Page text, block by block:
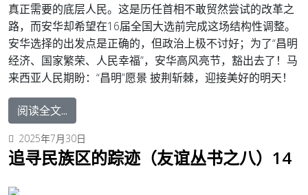
真正需要的底层人民。这是历任首相不敢贸然尝试的改革之
路，而安华却希望在16届全国大选前完成这场结构性调整。
安华选择的出发点是正确的，但政治上极不讨好；为了“昌明
经济、国家繁荣、人民幸福”，安华高风亮节，豁出去了！马
来西亚人民期盼：“昌明”愿景 披荆斩棘，迎接美好的明天！
阅读全文...
2025年7月30日
追寻民族区的踪迹（友谊丛书之八）14